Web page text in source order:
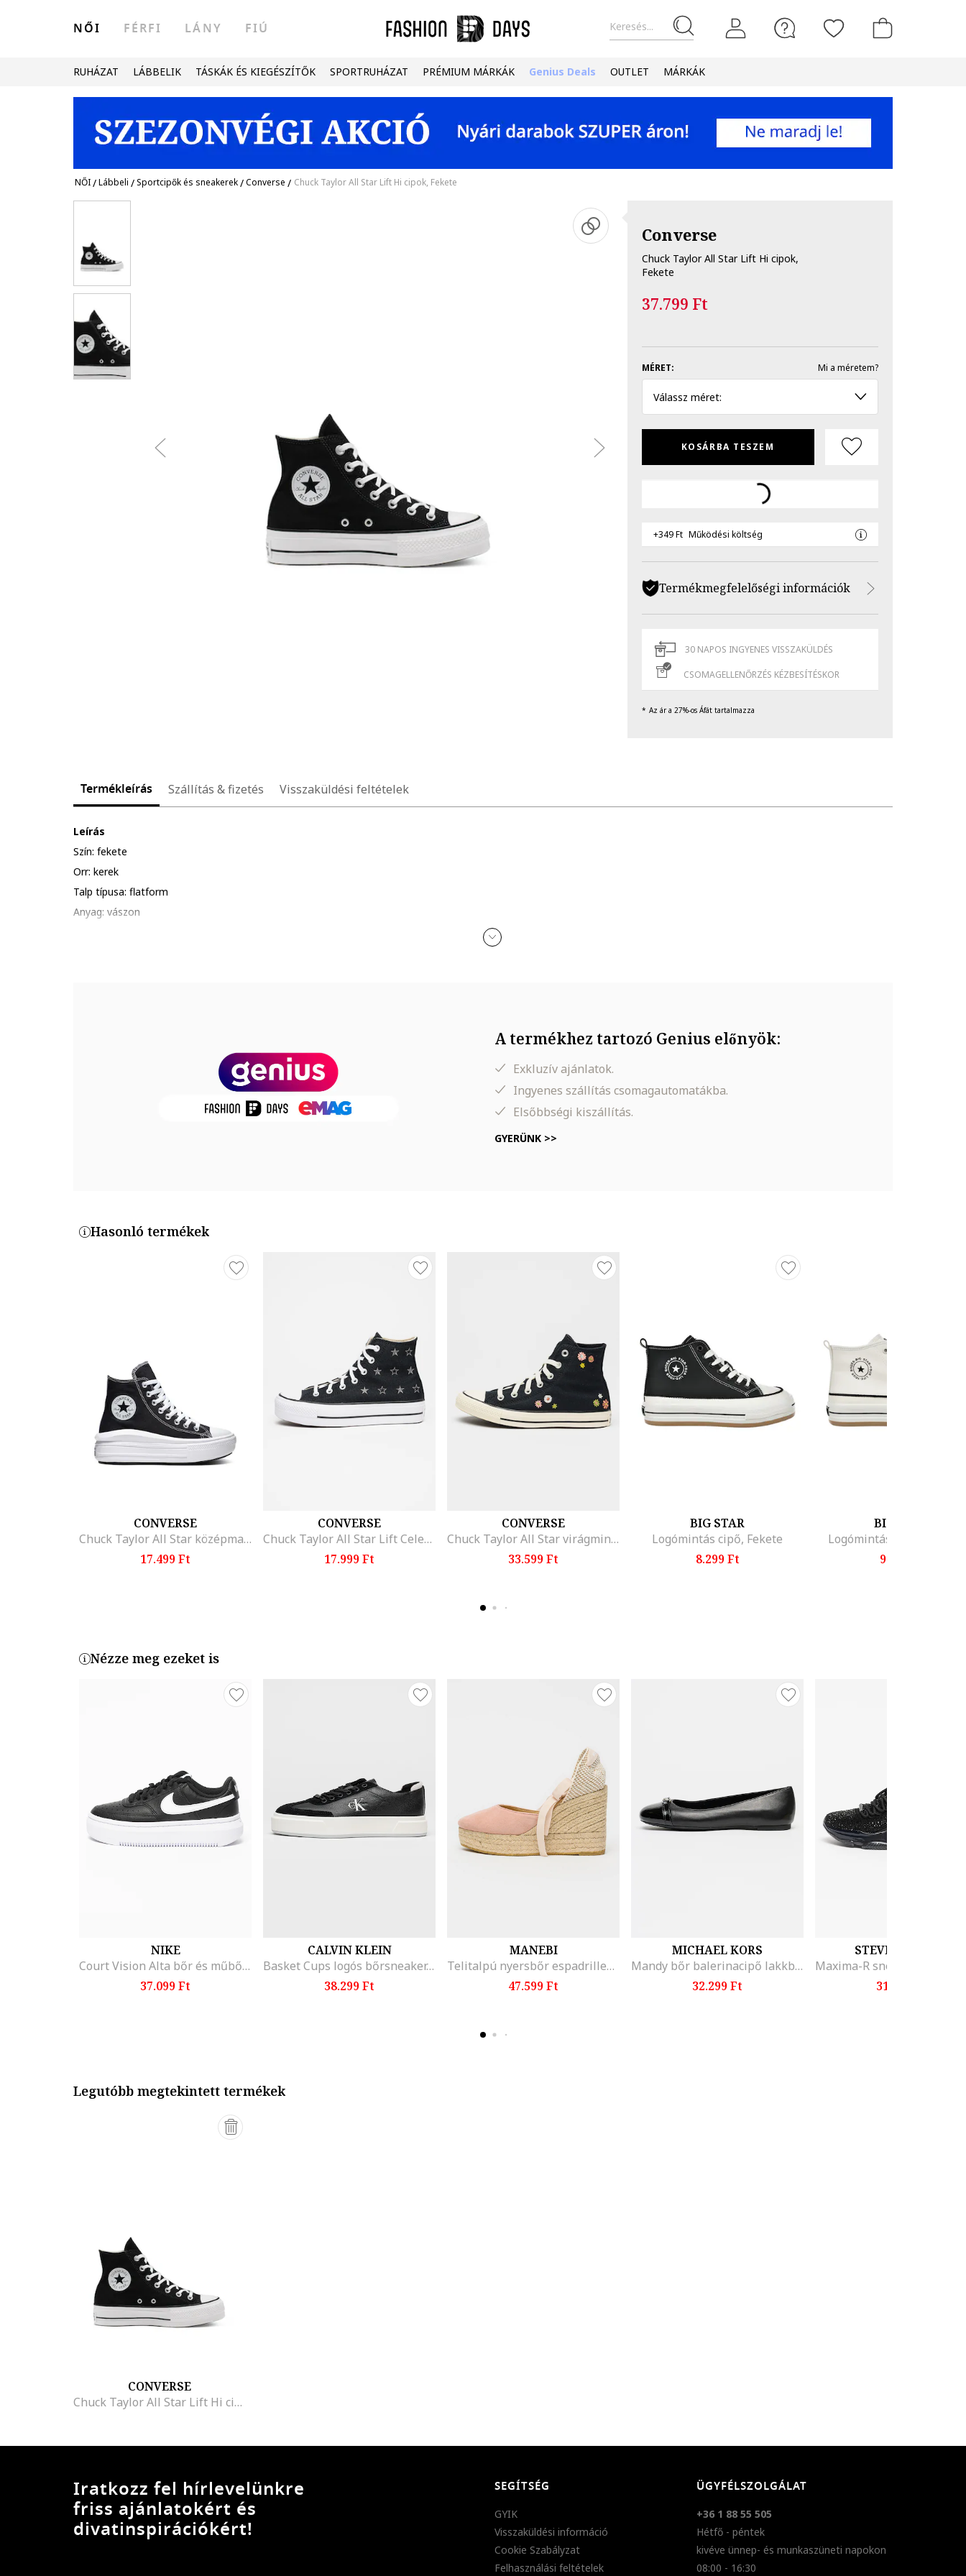
Keresés...
NŐI FÉRFI LÁNY FIÚ
RUHÁZAT LÁBBELIK TÁSKÁK ÉS KIEGÉSZÍTŐK SPORTRUHÁZAT PRÉMIUM MÁRKÁK Genius Deals OUTLET MÁRKÁK
NŐI/Lábbeli /Sportcipők és sneakerek/Converse / Chuck Taylor All Star Lift Hi cipok, Fekete
Converse
Chuck Taylor All Star Lift Hi cipok,
Fekete
37.799 Ft
MÉRET: Mi a méretem?
Válassz méret:
KOSÁRBA TESZEM
+349 Ft Működési költség
Termékmegfelelőségi információk
30 NAPOS INGYENES VISSZAKÜLDÉS
CSOMAGELLENŐRZÉS KÉZBESÍTÉSKOR
Az ár a 27%-os Áfát tartalmazza
Termékleírás Szállítás & fizetés Visszaküldési feltételek
Leírás
Szín: fekete
Orr: kerek
Talp típusa: flatform
Anyag: vászon
A termékhez tartozó Genius előnyök:
Exkluzív ajánlatok.
Ingyenes szállítás csomagautomatákba.
Elsőbbségi kiszállítás.
GYERÜNK >>
Hasonló termékek
CONVERSE
Chuck Taylor All Star középmagas szárú flatform cipő, Fekete
17.499 Ft
CONVERSE
Chuck Taylor All Star Lift Celestial cipő, Fehér/Fekete
17.999 Ft
CONVERSE
Chuck Taylor All Star virágmintás sneaker, Sötétkék
33.599 Ft
BIG STAR
Logómintás cipő, Fekete
8.299 Ft
BIG STAR
Logómintás cipő,
9.699 Ft
Nézze meg ezeket is
NIKE
Court Vision Alta bőr és műbőr flatform sneaker, Fehér/Fekete
37.099 Ft
CALVIN KLEIN
Basket Cups logós bőrsneaker, Koptatott fekete
38.299 Ft
MANEBI
Telitalpú nyersbőr espadrilles, Bézs/Rózsaszín
47.599 Ft
MICHAEL KORS
Mandy bőr balerinacipő lakkbőr részletekkel, Fekete
32.299 Ft
STEVE MADDEN
31.999 Ft
Legutóbb megtekintett termékek
CONVERSE
Chuck Taylor All Star Lift Hi cipok, Fekete
Iratkozz fel hírlevelünkre
friss ajánlatokért és
divatinspirációkért!
SEGÍTSÉG
GYIK
Visszaküldési információ
Cookie Szabályzat
Felhasználási feltételek
ÜGYFÉLSZOLGÁLAT
+36 1 88 55 505
Hétfő - péntek
kivéve ünnep- és munkaszüneti napokon
08:00 - 16:30